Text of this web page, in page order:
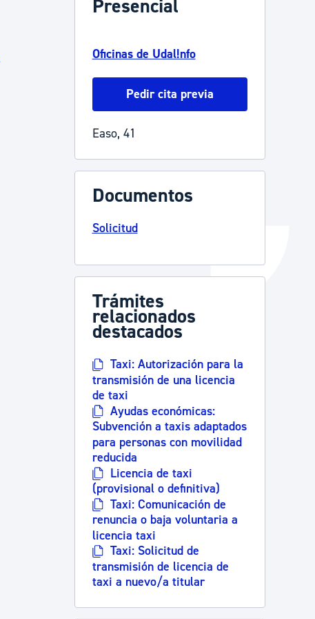
Ayuda a la tramitación
Presencial
Oficinas de Udal!nfo
Pedir cita previa
Easo, 41
Documentos
Solicitud
Trámites
relacionados
destacados
Taxi: Autorización para la
transmisión de una licencia
de taxi
Ayudas económicas:
Subvención a taxis adaptados
para personas con movilidad
reducida
Licencia de taxi
(provisional o definitiva)
Taxi: Comunicación de
renuncia o baja voluntaria a
licencia taxi
Taxi: Solicitud de
transmisión de licencia de
taxi a nuevo/a titular